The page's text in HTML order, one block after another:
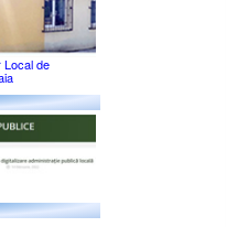
Local de